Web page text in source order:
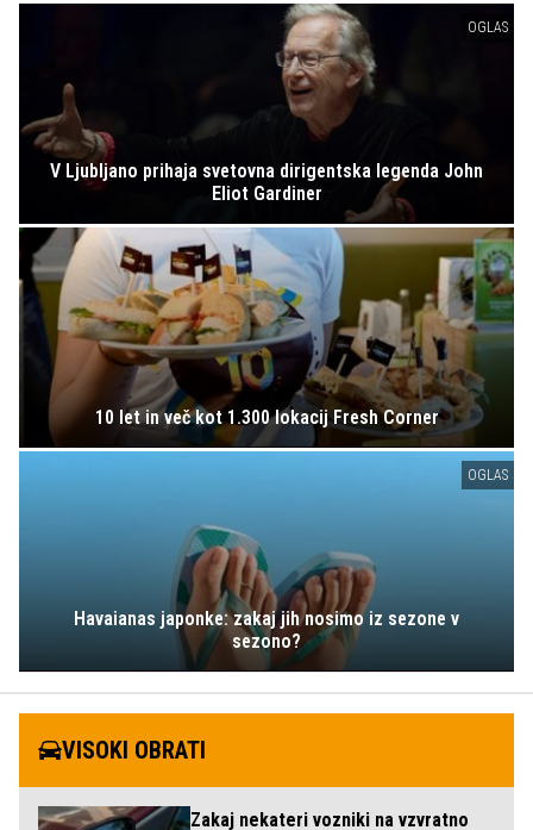
OGLAS
V Ljubljano prihaja svetovna dirigentska legenda John
Eliot Gardiner
10 let in več kot 1.300 lokacij Fresh Corner
OGLAS
Havaianas japonke: zakaj jih nosimo iz sezone v
sezono?
VISOKI OBRATI
Zakaj nekateri vozniki na vzvratno